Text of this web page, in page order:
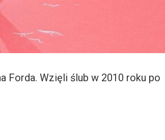
Forda. Wzięli ślub w 2010 roku po